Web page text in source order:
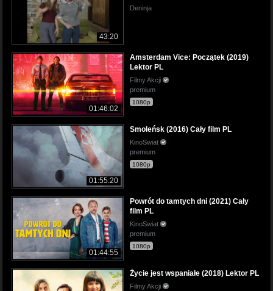
43:20
Deninja
01:46:02
Amsterdam Vice: Początek (2019)
Lektor PL
Filmy Akcji
premium
1080p
01:55:20
Smoleńsk (2016) Cały film PL
KinoSwiat
premium
1080p
01:44:55
Powrót do tamtych dni (2021) Cały
film PL
KinoSwiat
premium
1080p
Życie jest wspaniałe (2018) Lektor PL
Filmy Akcji